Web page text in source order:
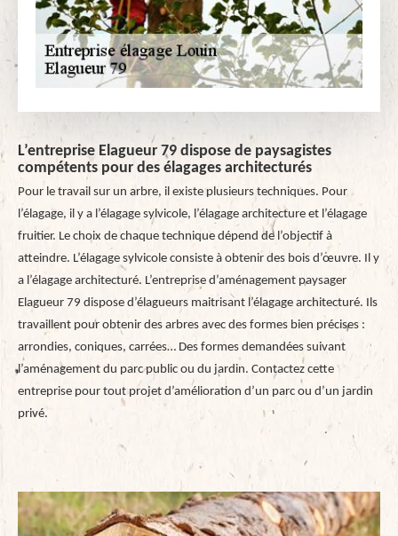
L’entreprise Elagueur 79 dispose de paysagistes
compétents pour des élagages architecturés
Pour le travail sur un arbre, il existe plusieurs techniques. Pour
l’élagage, il y a l’élagage sylvicole, l’élagage architecture et l’élagage
fruitier. Le choix de chaque technique dépend de l’objectif à
atteindre. L’élagage sylvicole consiste à obtenir des bois d’œuvre. Il y
a l’élagage architecturé. L’entreprise d’aménagement paysager
Elagueur 79 dispose d’élagueurs maitrisant l’élagage architecturé. Ils
travaillent pour obtenir des arbres avec des formes bien précises :
arrondies, coniques, carrées… Des formes demandées suivant
l’aménagement du parc public ou du jardin. Contactez cette
entreprise pour tout projet d’amélioration d’un parc ou d’un jardin
privé.